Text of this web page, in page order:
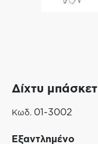
Δίχτυ
Κωδ. 01-3002
Εξαντλημένο